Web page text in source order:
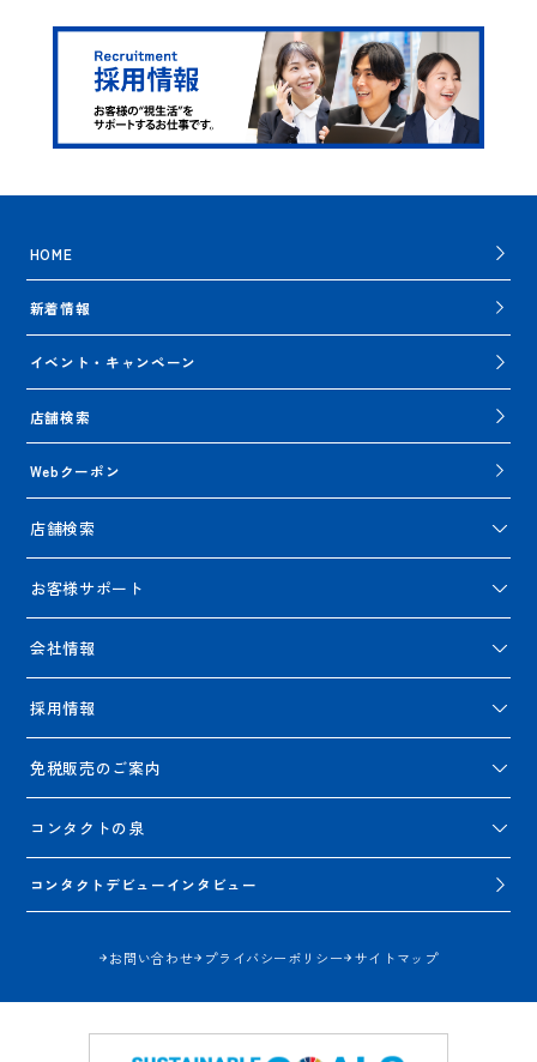
HOME
新着情報
イベント・キャンペーン
店舗検索
Webクーポン
店舗検索
お客様サポート
会社情報
採用情報
免税販売のご案内
コンタクトの泉
コンタクトデビューインタビュー
お問い合わせ プライバシーポリシー サイトマップ